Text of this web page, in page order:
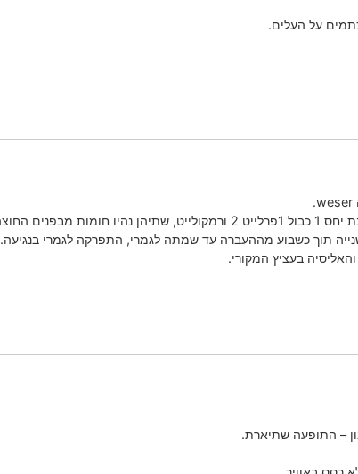
על העלים.
החוצה.
תוך כשבוע מההעברה עד שמתה לגמרי, התפרקה לגמרי בנגיעה.
בעציץ המקורי.
– התופעה שתיארת.